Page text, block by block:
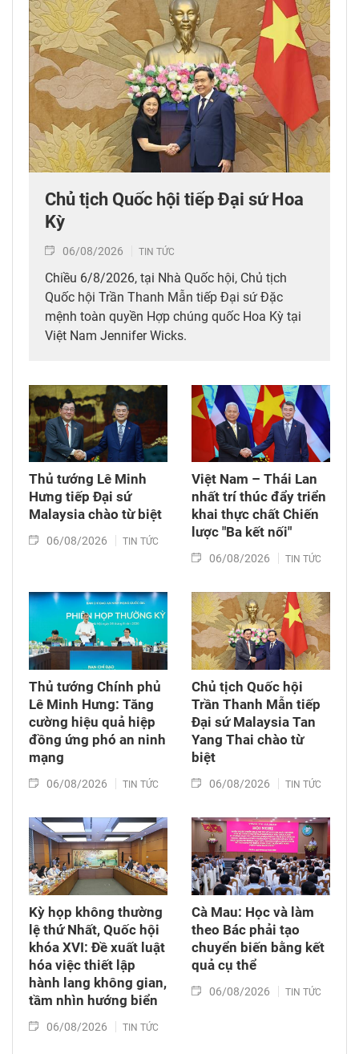
Chủ tịch Quốc hội tiếp Đại sứ Hoa
Kỳ
06/08/2026 TIN TỨC
Chiều 6/8/2026, tại Nhà Quốc hội, Chủ tịch
Quốc hội Trần Thanh Mẫn tiếp Đại sứ Đặc
mệnh toàn quyền Hợp chúng quốc Hoa Kỳ tại
Việt Nam Jennifer Wicks.
Thủ tướng Lê Minh
Hưng tiếp Đại sứ
Malaysia chào từ biệt
06/08/2026 TIN TỨC
Việt Nam – Thái Lan
nhất trí thúc đẩy triển
khai thực chất Chiến
lược "Ba kết nối"
06/08/2026 TIN TỨC
Thủ tướng Chính phủ
Lê Minh Hưng: Tăng
cường hiệu quả hiệp
đồng ứng phó an ninh
mạng
06/08/2026 TIN TỨC
Chủ tịch Quốc hội
Trần Thanh Mẫn tiếp
Đại sứ Malaysia Tan
Yang Thai chào từ
biệt
06/08/2026 TIN TỨC
Kỳ họp không thường
lệ thứ Nhất, Quốc hội
khóa XVI: Đề xuất luật
hóa việc thiết lập
hành lang không gian,
tầm nhìn hướng biển
06/08/2026 TIN TỨC
Cà Mau: Học và làm
theo Bác phải tạo
chuyển biến bằng kết
quả cụ thể
06/08/2026 TIN TỨC